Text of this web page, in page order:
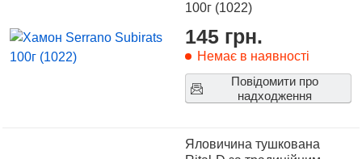
100г (1022)
145 грн.
Немає в наявності
Повідомити про
надходження
Яловичина тушкована